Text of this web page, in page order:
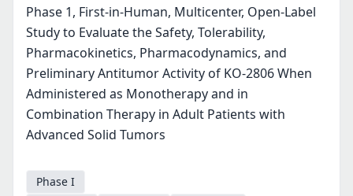
Phase 1, First-in-Human, Multicenter, Open-Label
Study to Evaluate the Safety, Tolerability,
Pharmacokinetics, Pharmacodynamics, and
Preliminary Antitumor Activity of KO-2806 When
Administered as Monotherapy and in
Combination Therapy in Adult Patients with
Advanced Solid Tumors
Phase I